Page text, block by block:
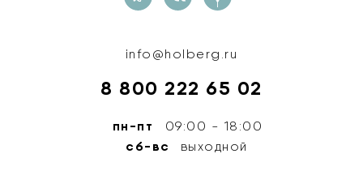
info@holberg.ru
8 800 222 65 02
пн-пт 09:00 - 18:00
сб-вс выходной